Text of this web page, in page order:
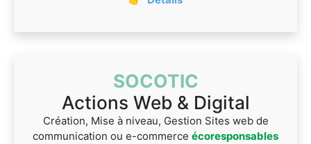
SOCOTIC
Actions Web & Digital
Création, Mise à niveau, Gestion Sites web de
communication ou e-commerce écoresponsables